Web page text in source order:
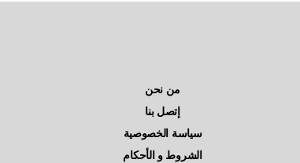
من نحن
إتصل بنا
سياسة الخصوصية
الشروط و الأحكام